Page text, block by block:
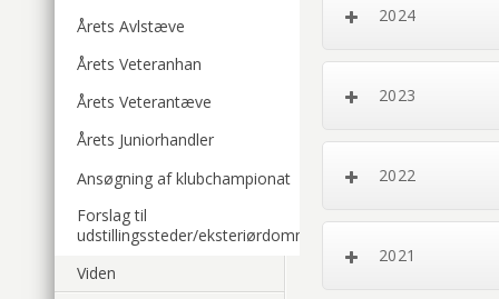
Årets Avlstæve
Årets Veteranhan
Årets Veterantæve
Årets Juniorhandler
Ansøgning af klubchampionat
Forslag til
udstillingssteder/eksteriørdommer
Viden
2024
2023
2022
2021